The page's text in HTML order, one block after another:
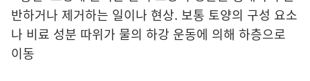
반하거나 제거하는 일이나 현상. 보통 토양의 구성 요소
나 비료 성분 따위가 물의 하강 운동에 의해 하층으로
이동